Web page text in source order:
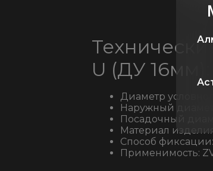
U (ДУ 16мм):
Диаметр
Наружный
Посадочный
Материал
Способ
Применимость: